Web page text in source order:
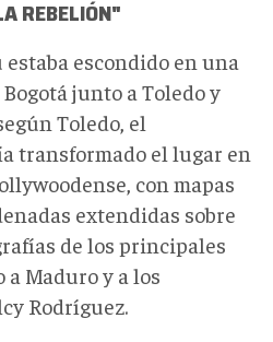
REBELIÓN"
escondido en una
junto a Toledo y
Toledo, el
transformado el lugar en
con mapas
extendidas sobre
de los principales
Maduro y a los
Rodríguez.